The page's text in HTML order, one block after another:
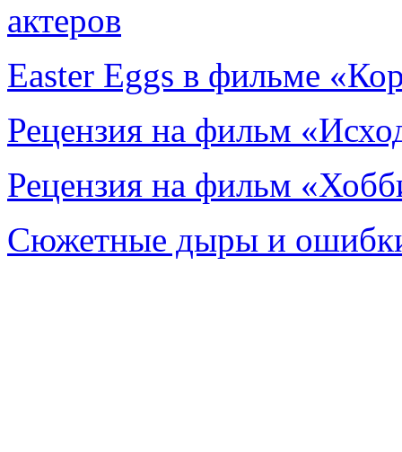
актеров
Easter Eggs в фильме
Рецензия на фильм
Рецензия на фильм
Сюжетные дыры и